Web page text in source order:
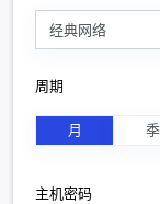
经典网络
周期
月 季
主机密码